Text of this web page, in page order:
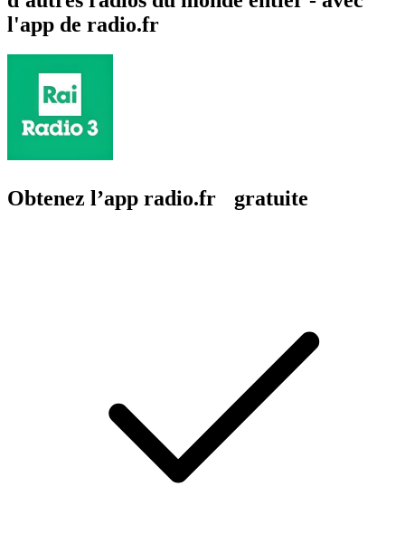
l'app de radio.fr
Obtenez l’app radio.fr gratuite